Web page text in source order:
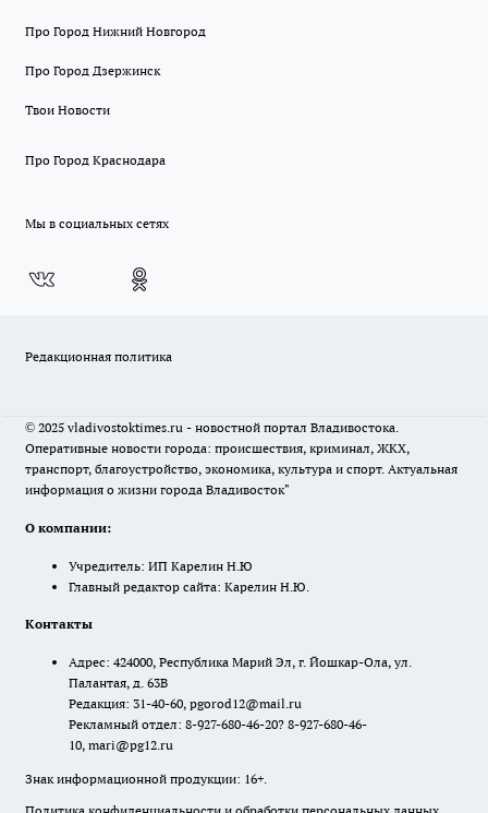
Про Город Нижний Новгород
Про Город Дзержинск
Твои Новости
Про Город Краснодара
Мы в социальных сетях
Редакционная политика
© 2025 vladivostoktimes.ru - новостной портал Владивостока.
Оперативные новости города: происшествия, криминал, ЖКХ,
транспорт, благоустройство, экономика, культура и спорт. Актуальная
информация о жизни города Владивосток"
О компании:
Учредитель: ИП Карелин Н.Ю
Главный редактор сайта: Карелин Н.Ю.
Контакты
Адрес: 424000, Республика Марий Эл, г. Йошкар-Ола, ул.
Палантая, д. 63В
Редакция: 31-40-60, pgorod12@mail.ru
Рекламный отдел: 8-927-680-46-20? 8-927-680-46-
10, mari@pg12.ru
Знак информационной продукции: 16+.